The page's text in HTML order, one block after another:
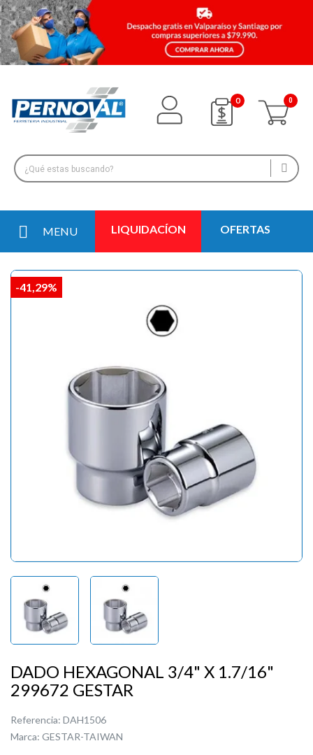
0
MENU LIQUIDACÍON OFERTAS
-41,29%
DADO HEXAGONAL 3/4" X 1.7/16"
299672 GESTAR
Referencia: DAH1506
Marca: GESTAR-TAIWAN